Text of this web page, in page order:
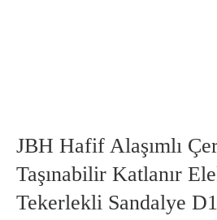
JBH Hafif Alaşımlı
Taşınabilir Katlanır
Tekerlekli Sandalye